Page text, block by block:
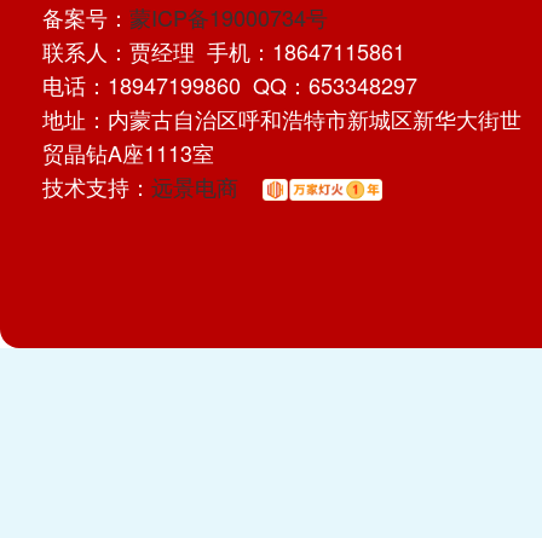
备案号： 蒙ICP备19000734号
联系人：贾经理 手机：18647115861
电话：18947199860 QQ：653348297
地址：内蒙古自治区呼和浩特市新城区新华大街世
贸晶钻A座1113室
技术支持： 远景电商